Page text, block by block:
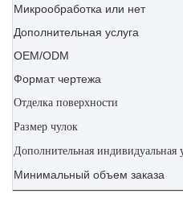
Микрообработка или нет
Дополнительная услуга
OEM/ODM
Формат чертежа
Отделка поверхности
Размер чулок
Дополнительная индивидуальная
Минимальный объем заказа